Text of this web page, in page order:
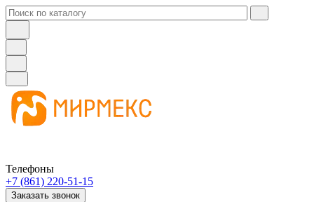
Телефоны
+7 (861) 220-51-15
Заказать звонок